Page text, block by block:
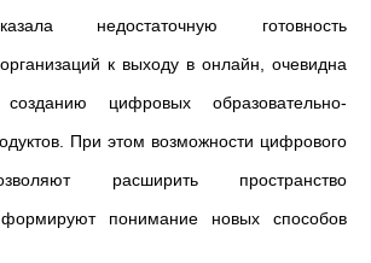
недостаточную готовность
к выходу в онлайн, очевидна
цифровых образовательно-
При этом возможности цифрового
расширить пространство
формируют понимание новых способов